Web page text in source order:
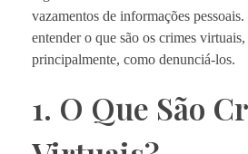
vazamentos de informações
entender o que são os crimes
principalmente, como denunciá-los.
1. O Que São